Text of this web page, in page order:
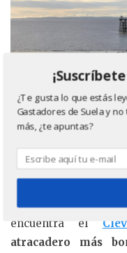
Aunque el pueblo
hasta la costa
encuentra el
atracadero más
¿Te gusta lo que estás
Gastadores de Suela y
más, ¿te apuntas?